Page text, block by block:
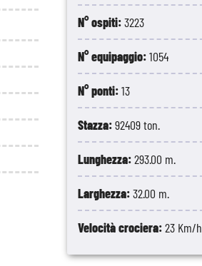
N° ospiti:3223
N° equipaggio:1054
N° ponti:13
Stazza:92409 ton.
Lunghezza:293.00 m.
Larghezza:32.00 m.
Velocità crociera:23 Km/h